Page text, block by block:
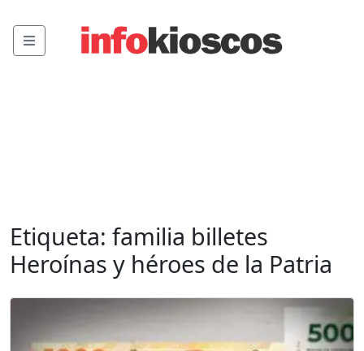
Menu
Etiqueta: familia billetes
Heroínas y héroes de la Patria